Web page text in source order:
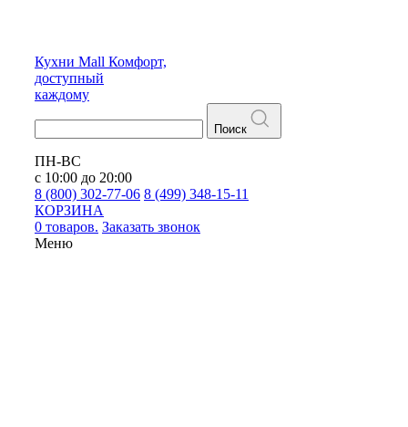
Кухни Mall Комфорт,
доступный
каждому
Поиск
ПН-ВС
с 10:00 до 20:00
8 (800) 302-77-06 8 (499) 348-15-11
КОРЗИНА
0 товаров. Заказать звонок
Меню